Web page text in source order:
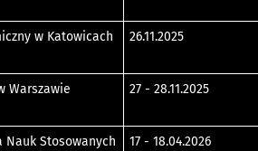
w Katowicach 26.11.2025
Warszawie 27 - 28.11.2025
Nauk Stosowanych 17 - 18.04.2026